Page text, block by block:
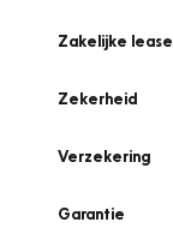
Zakelijke lease
Zekerheid
Verzekering
Garantie